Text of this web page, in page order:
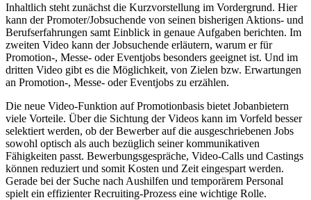
Inhaltlich steht zunächst die Kurzvorstellung im Vordergrund. Hier
kann der Promoter/Jobsuchende von seinen bisherigen Aktions- und
Berufserfahrungen samt Einblick in genaue Aufgaben berichten. Im
zweiten Video kann der Jobsuchende erläutern, warum er für
Promotion-, Messe- oder Eventjobs besonders geeignet ist. Und im
dritten Video gibt es die Möglichkeit, von Zielen bzw. Erwartungen
an Promotion-, Messe- oder Eventjobs zu erzählen.
Die neue Video-Funktion auf Promotionbasis bietet Jobanbietern
viele Vorteile. Über die Sichtung der Videos kann im Vorfeld besser
selektiert werden, ob der Bewerber auf die ausgeschriebenen Jobs
sowohl optisch als auch bezüglich seiner kommunikativen
Fähigkeiten passt. Bewerbungsgespräche, Video-Calls und Castings
können reduziert und somit Kosten und Zeit eingespart werden.
Gerade bei der Suche nach Aushilfen und temporärem Personal
spielt ein effizienter Recruiting-Prozess eine wichtige Rolle.